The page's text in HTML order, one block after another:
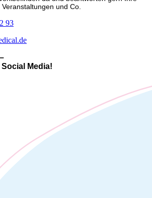
und Co.
93
Media!